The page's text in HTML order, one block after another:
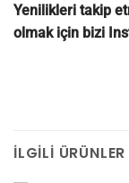
Yenilikleri takip
olmak için bizi
İLGILI ÜRÜNLER